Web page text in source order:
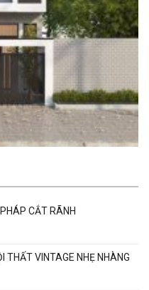
CẮT RÃNH
THẤT VINTAGE NHẸ NHÀNG